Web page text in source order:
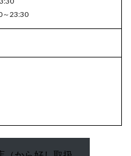
～23:30